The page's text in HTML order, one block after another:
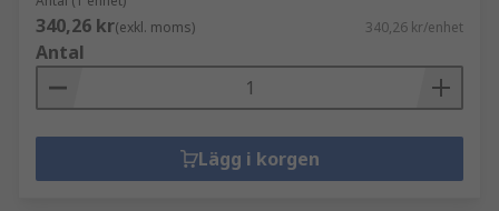
340,26 kr(exkl. moms) 340,26 kr/enhet
Antal
Lägg i korgen